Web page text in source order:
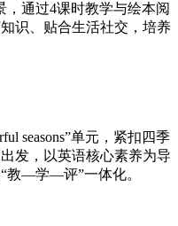
，通过4课时教学与绘本阅
识、贴合生活社交，培养
seasons”单元，紧扣四季
发，以英语核心素养为导
教—学—评”一体化。